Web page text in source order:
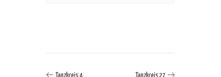
Tanzkreis 4 Tanzkreis 27